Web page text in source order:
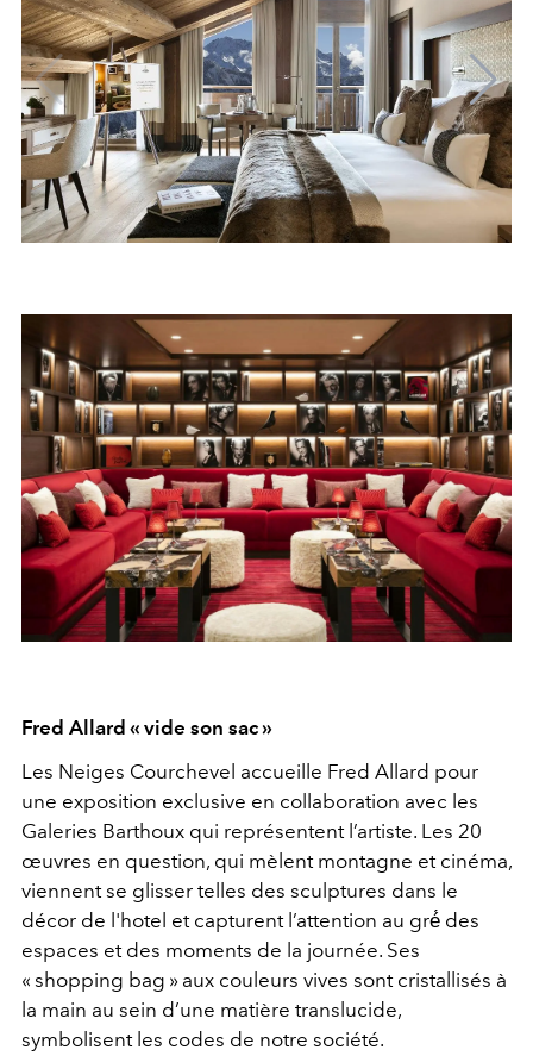
Fred Allard « vide son sac »
Les Neiges Courchevel accueille Fred Allard pour
une exposition exclusive en collaboration avec les
Galeries Barthoux qui représentent l’artiste. Les 20
œuvres en question, qui mèlent montagne et cinéma,
viennent se glisser telles des sculptures dans le
décor de l'hotel et capturent l’attention au gré́ des
espaces et des moments de la journée. Ses
« shopping bag » aux couleurs vives sont cristallisés à
la main au sein d’une matière translucide,
symbolisent les codes de notre société.